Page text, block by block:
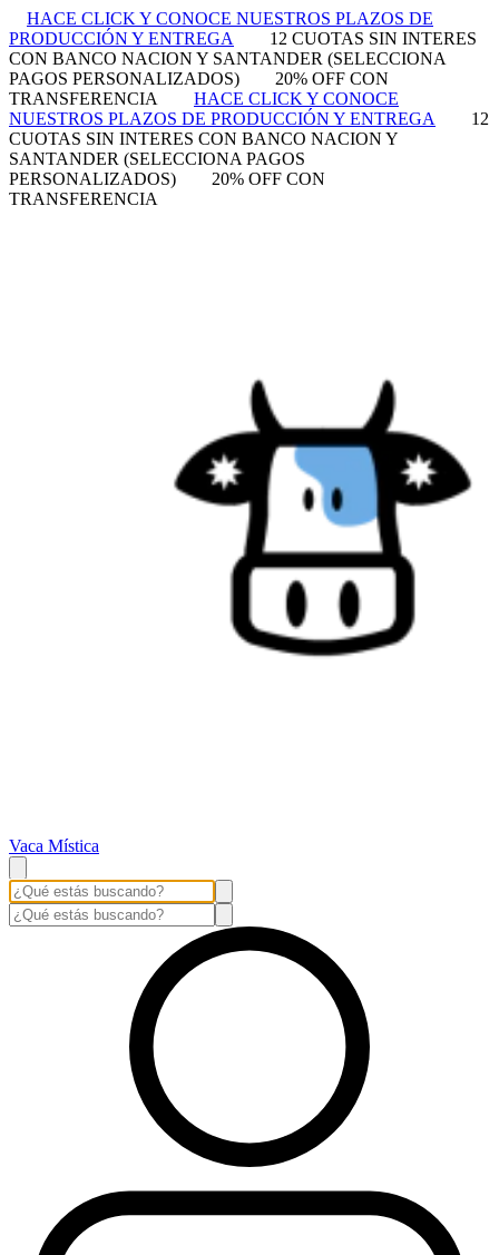
HACE CLICK Y CONOCE NUESTROS PLAZOS DE
PRODUCCIÓN Y ENTREGA
12 CUOTAS SIN INTERES
CON BANCO NACION Y SANTANDER (SELECCIONA
PAGOS PERSONALIZADOS)
20% OFF CON
TRANSFERENCIA
HACE CLICK Y CONOCE
NUESTROS PLAZOS DE PRODUCCIÓN Y ENTREGA
12
CUOTAS SIN INTERES CON BANCO NACION Y
SANTANDER (SELECCIONA PAGOS
PERSONALIZADOS)
20% OFF CON
TRANSFERENCIA
Vaca Mística